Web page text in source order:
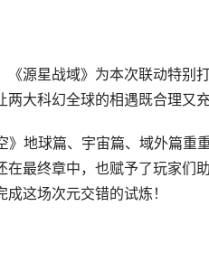
源星战域》为本次联动特别
大科幻全球的相遇既合理又充
地球篇、宇宙篇、域外篇重
最终章中，也赋予了玩家们
这场次元交错的试炼！